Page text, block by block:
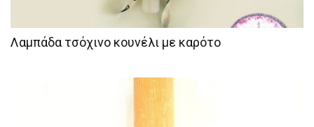
Λαμπάδα τσόχινο κουνέλι με καρότο